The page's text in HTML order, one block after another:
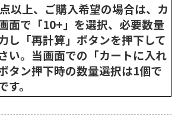
以上、ご購入希望の場合は、カ
面で「10+」を選択、必要数量
し「再計算」ボタンを押下して
い。当画面での「カートに入れ
タン押下時の数量選択は1個で
す。